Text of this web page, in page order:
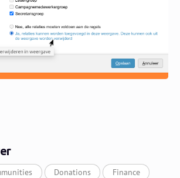
link
Donations Finance